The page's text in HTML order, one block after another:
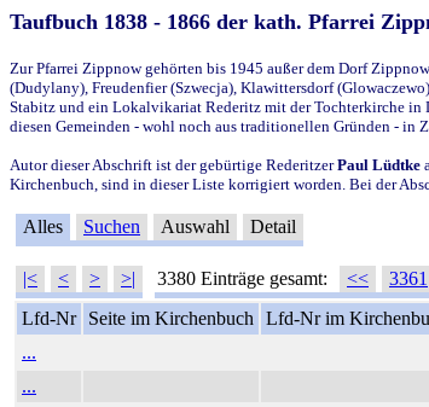
Taufbuch 1838 - 1866 der kath. Pfarrei
Zur Pfarrei Zippnow gehörten bis 1945 außer dem Dorf
(Dudylany), Freudenfier (Szwecja), Klawittersdorf
Stabitz und ein Lokalvikariat Rederitz mit der Tochterkirche in
diesen Gemeinden - wohl noch aus traditionellen Gründen - in
Autor dieser Abschrift ist der gebürtige RederitzerPaul Lüdtke
Kirchenbuch, sind in dieser Liste korrigiert worden. Bei der
Alles Suchen Auswahl Detail
|< < > >| 3380 Einträge gesamt: << 3361
Lfd-Nr
Seite im Kirchenbuch Lfd-Nr im
...
...